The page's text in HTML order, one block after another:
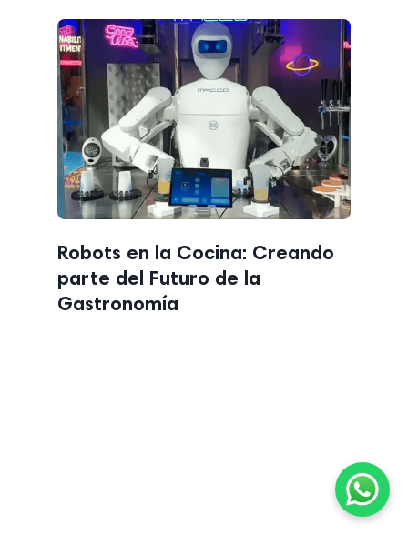
Robots en la Cocina: Creando
parte del Futuro de la
Gastronomía